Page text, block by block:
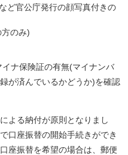
ど官公庁発行の顔写真付きの
のみ)
ナ保険証の有無(マイナンバ
が済んでいるかどうか)を確認
よる納付が原則となりまし
口座振替の開始手続きができ
座振替を希望の場合は、郵便